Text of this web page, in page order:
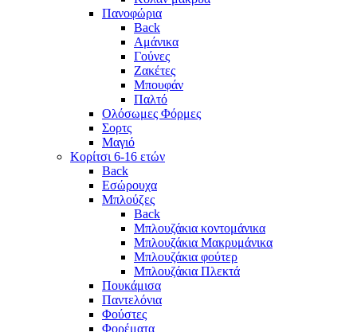
Πανοφώρια
Back
Αμάνικα
Γούνες
Ζακέτες
Μπουφάν
Παλτό
Ολόσωμες Φόρμες
Σορτς
Μαγιό
Κορίτσι 6-16 ετών
Back
Εσώρουχα
Μπλούζες
Back
Μπλουζάκια κοντομάνικα
Μπλουζάκια Μακρυμάνικα
Μπλουζάκια φούτερ
Μπλουζάκια Πλεκτά
Πουκάμισα
Παντελόνια
Φούστες
Φορέματα